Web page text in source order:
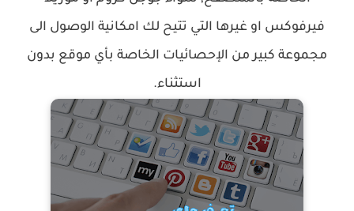
فيرفوكس او غيرها التي تتيح لك امكانية الوصول الى
مجموعة كبير من الإحصائيات الخاصة بأي موقع بدون
استثناء.